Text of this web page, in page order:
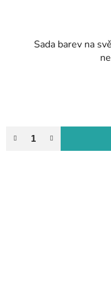
Sada barev na